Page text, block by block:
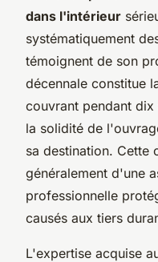
dans l'intérieur
systématiquement
témoignent de son
décennale constitue
couvrant pendant
la solidité de
sa destination. Cette
généralement d'une
professionnelle
causés aux tiers
L'expertise acquise